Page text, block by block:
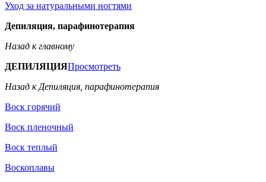
Уход за натуральными ногтями
Депиляция, парафинотерапия
Назад к главному
ДЕПИЛЯЦИЯПросмотреть
Назад к Депиляция, парафинотерапия
Воск горячий
Воск пленочный
Воск теплый
Воскоплавы